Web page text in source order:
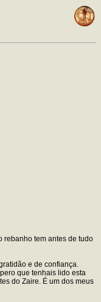
rebanho tem antes de tudo
e de confiança.
que tenhais lido esta
do Zaire. É um dos meus